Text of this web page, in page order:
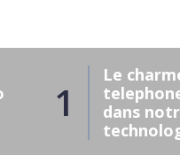
1
Le
dans